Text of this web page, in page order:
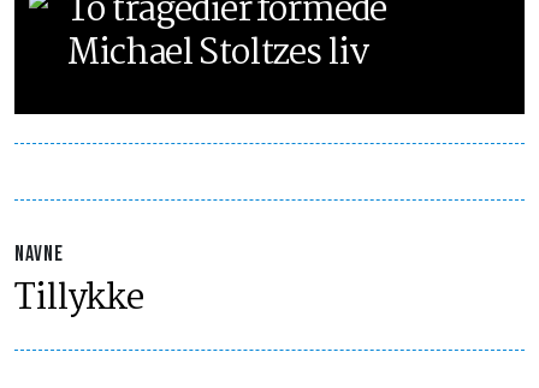
Michael Stoltzes liv
NAVNE
Tillykke